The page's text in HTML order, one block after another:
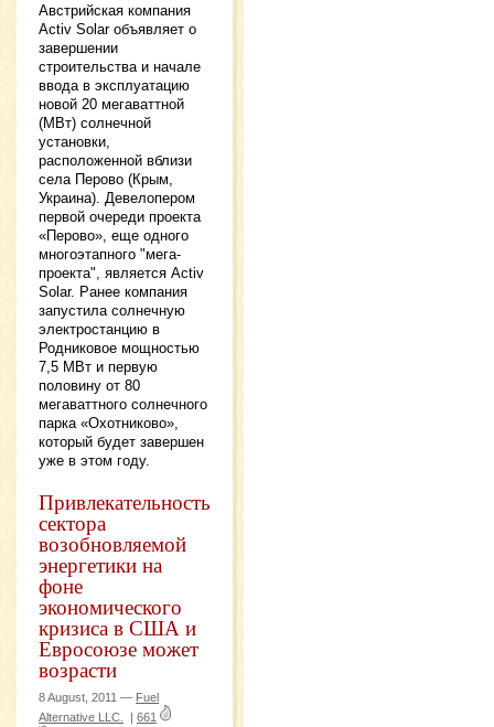
Австрийская компания
Activ Solar объявляет о
завершении
строительства и начале
ввода в эксплуатацию
новой 20 мегаваттной
(МВт) солнечной
установки,
расположенной вблизи
села Перово (Крым,
Украина). Девелопером
первой очереди проекта
«Перово», еще одного
многоэтапного "мега-
проекта", является Activ
Solar. Ранее компания
запустила солнечную
электростанцию в
Родниковое мощностью
7,5 МВт и первую
половину от 80
мегаваттного солнечного
парка «Охотниково»,
который будет завершен
уже в этом году.
Привлекательность
сектора
возобновляемой
энергетики на
фоне
экономического
кризиса в США и
Евросоюзе может
возрасти
8 August, 2011 — Fuel
Alternative LLC.
661